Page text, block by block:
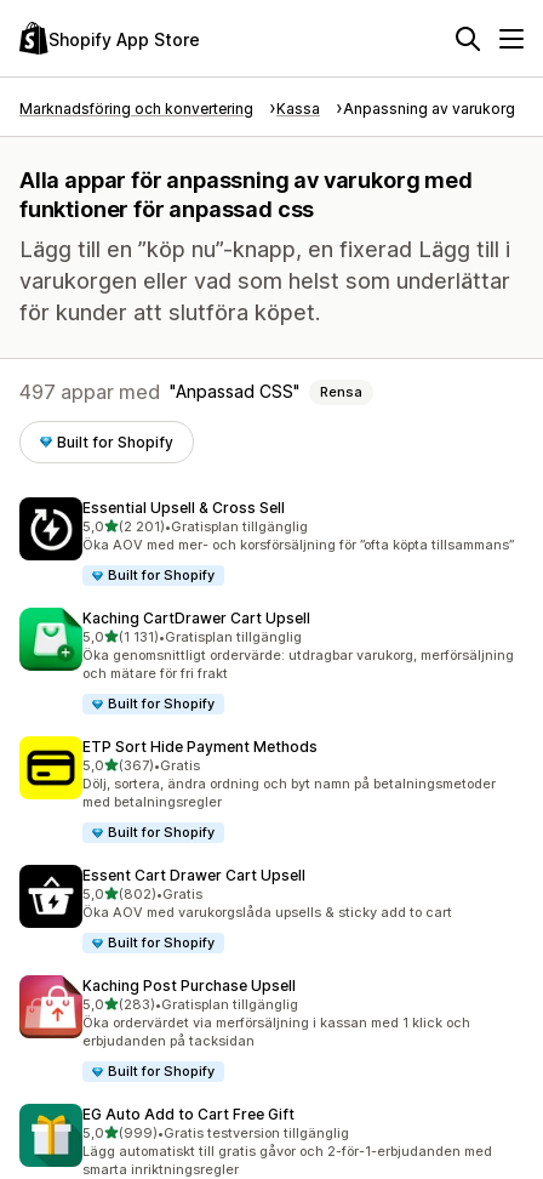
Shopify App Store
Marknadsföring och konvertering Kassa Anpassning av varukorg
Alla appar för anpassning av varukorg med
funktioner för anpassad css
Lägg till en ”köp nu”-knapp, en fixerad Lägg till i
varukorgen eller vad som helst som underlättar
för kunder att slutföra köpet.
497 appar med Anpassad CSS Rensa
Built for Shopify
Essential Upsell & Cross Sell
5,0av 5 stjärnor
(2 201)
2201 recensioner totalt
•Gratisplan tillgänglig
Öka AOV med mer- och korsförsäljning för ”ofta köpta tillsammans”
Built for Shopify
Kaching CartDrawer Cart Upsell
5,0av 5 stjärnor
(1 131)
1131 recensioner totalt
•Gratisplan tillgänglig
Öka genomsnittligt ordervärde: utdragbar varukorg, merförsäljning
och mätare för fri frakt
Built for Shopify
ETP Sort Hide Payment Methods
5,0av 5 stjärnor
(367)
367 recensioner totalt
•Gratis
Dölj, sortera, ändra ordning och byt namn på betalningsmetoder
med betalningsregler
Built for Shopify
Essent Cart Drawer Cart Upsell
5,0av 5 stjärnor
(802)
802 recensioner totalt
•Gratis
Öka AOV med varukorgslåda upsells & sticky add to cart
Built for Shopify
Kaching Post Purchase Upsell
5,0av 5 stjärnor
(283)
283 recensioner totalt
•Gratisplan tillgänglig
Öka ordervärdet via merförsäljning i kassan med 1 klick och
erbjudanden på tacksidan
Built for Shopify
EG Auto Add to Cart Free Gift
5,0av 5 stjärnor
(999)
999 recensioner totalt
•Gratis testversion tillgänglig
Lägg automatiskt till gratis gåvor och 2-för-1-erbjudanden med
smarta inriktningsregler